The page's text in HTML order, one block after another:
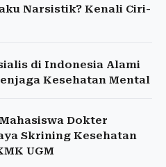
Narsistik? Kenali Ciri-
di Indonesia Alami
Kesehatan Mental
Dokter
Skrining Kesehatan
UGM